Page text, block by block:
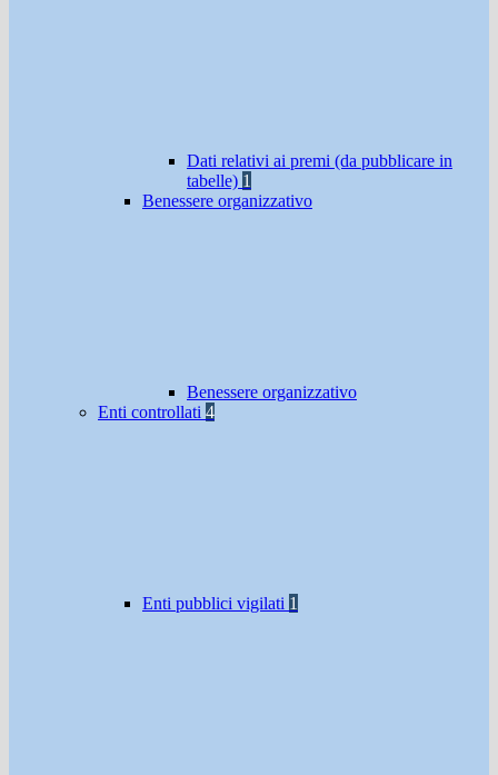
Dati relativi ai premi (da pubblicare in
tabelle) 1
Benessere organizzativo
Benessere organizzativo
Enti controllati 4
Enti pubblici vigilati 1